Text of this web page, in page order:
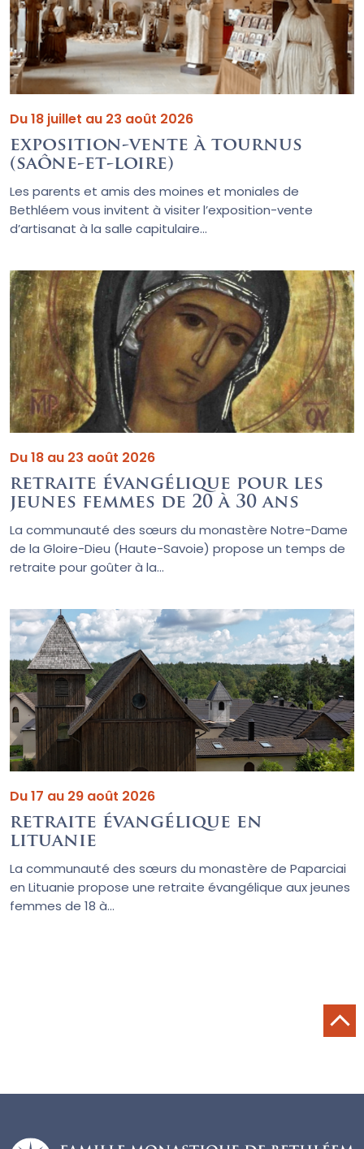
Du 18 juillet au 23 août 2026
exposition-vente à tournus
(saône-et-loire)
Les parents et amis des moines et moniales de
Bethléem vous invitent à visiter l’exposition-vente
d’artisanat à la salle capitulaire...
Du 18 au 23 août 2026
retraite évangélique pour les
jeunes femmes de 20 à 30 ans
La communauté des sœurs du monastère Notre-Dame
de la Gloire-Dieu (Haute-Savoie) propose un temps de
retraite pour goûter à la...
Du 17 au 29 août 2026
retraite évangélique en
lituanie
La communauté des sœurs du monastère de Paparciai
en Lituanie propose une retraite évangélique aux jeunes
femmes de 18 à...